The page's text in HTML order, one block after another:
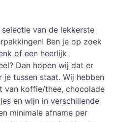
van de lekkerste
Ben je op zoek
of een heerlijk
Dan hopen wij dat er
je tussen staat. Wij hebben
van koffie/thee, chocolade
en wijn in verschillende
minimale afname per